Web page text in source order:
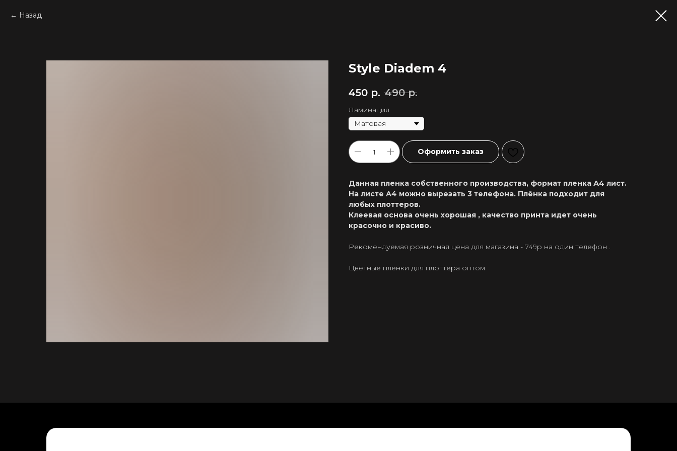
Назад
Style Diadem 4
450 р. 490 р.
Ламинация
Оформить заказ
Данная пленка собственного производства, формат пленка А4 лист.
На листе А4 можно вырезать 3 телефона. Плёнка подходит для
любых плоттеров.
Клеевая основа очень хорошая , качество принта идет очень
красочно и красиво.
Рекомендуемая розничная цена для магазина - 749р на один телефон .
Цветные пленки для плоттера оптом